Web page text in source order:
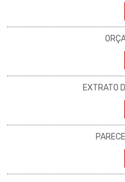
EXTRATO